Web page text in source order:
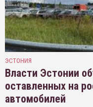
ЭСТОНИЯ
Власти Эстонии
оставленных на
автомобилей